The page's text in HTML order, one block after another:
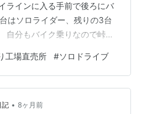
ラインに入る手前で後ろにバ
はソロライダー、残りの3台
自分もバイク乗りなので峠道
させました。 だけ
ミラーで見てても速そうと感
くなりましたが3台のバイク
台に置いて行かれてました。
工場直売所 #ソロドライブ
記 • 8ヶ月前